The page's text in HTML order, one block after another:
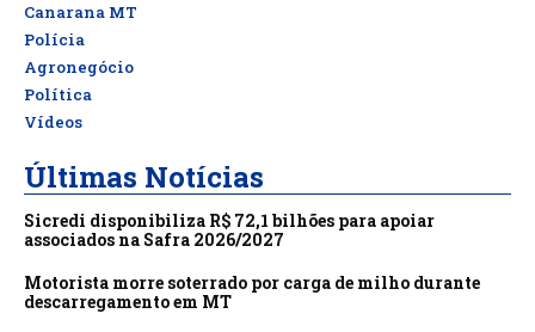
Canarana MT
Polícia
Agronegócio
Política
Vídeos
Últimas Notícias
Sicredi disponibiliza R$ 72,1 bilhões para apoiar
associados na Safra 2026/2027
Motorista morre soterrado por carga de milho durante
descarregamento em MT